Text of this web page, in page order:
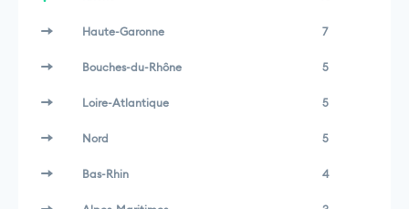
Haute-Garonne 7
Bouches-du-Rhône 5
Loire-Atlantique 5
Nord 5
Bas-Rhin 4